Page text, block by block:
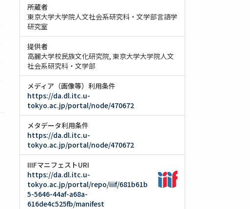
所蔵者
東京大学大学院人文社会系研究科・文学部言語学
研究室
提供者
高麗大学校民族文化研究院 東京大学大学院人文
社会系研究科・文学部
メディア（画像等）利用条件
https://da.dl.itc.u-
tokyo.ac.jp/portal/node/470672
メタデータ利用条件
https://da.dl.itc.u-
tokyo.ac.jp/portal/node/470672
IIIFマニフェストURI
https://da.dl.itc.u-
tokyo.ac.jp/portal/repo/iiif/681b61b
5-5646-44af-a68a-
616de4c525fb/manifest